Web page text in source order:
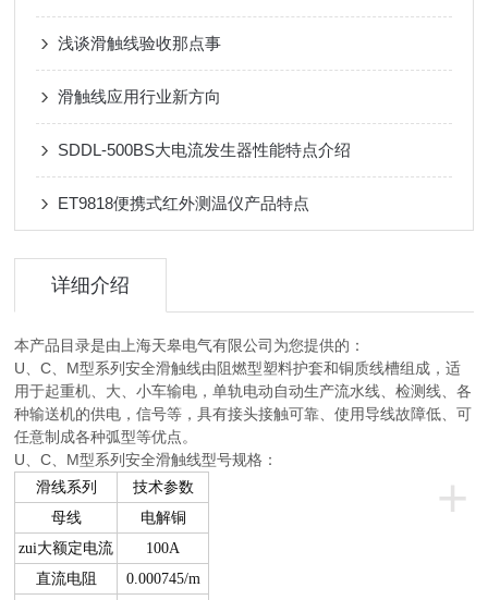
浅谈滑触线验收那点事
滑触线应用行业新方向
SDDL-500BS大电流发生器性能特点介绍
ET9818便携式红外测温仪产品特点
详细介绍
本产品目录是由上海天皋电气有限公司为您提供的：
U、C、M型系列安全滑触线由阻燃型塑料护套和铜质线槽组成，适
用于起重机、大、小车输电，单轨电动自动生产流水线、检测线、各
种输送机的供电，信号等，具有接头接触可靠、使用导线故障低、可
任意制成各种弧型等优点。
U、C、M型系列安全滑触线型号规格：
+
滑线系列
技术参数
母线
电解铜
zui大额定电流
100A
直流电阻
0.000745/m